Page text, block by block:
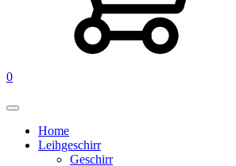
0
Home
Leihgeschirr
Geschirr